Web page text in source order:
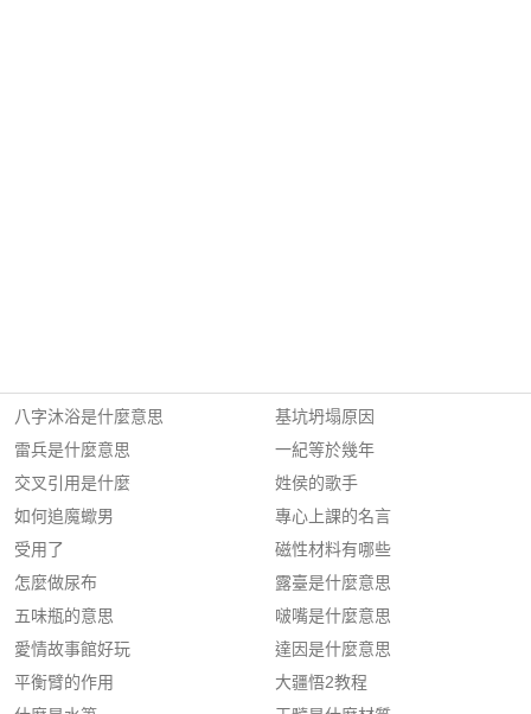
八字沐浴是什麼意思
雷兵是什麼意思
交叉引用是什麼
如何追魔蠍男
受用了
怎麼做尿布
五味瓶的意思
愛情故事館好玩
平衡臂的作用
基坑坍塌原因
一紀等於幾年
姓侯的歌手
專心上課的名言
磁性材料有哪些
露臺是什麼意思
啵嘴是什麼意思
達因是什麼意思
大疆悟2教程